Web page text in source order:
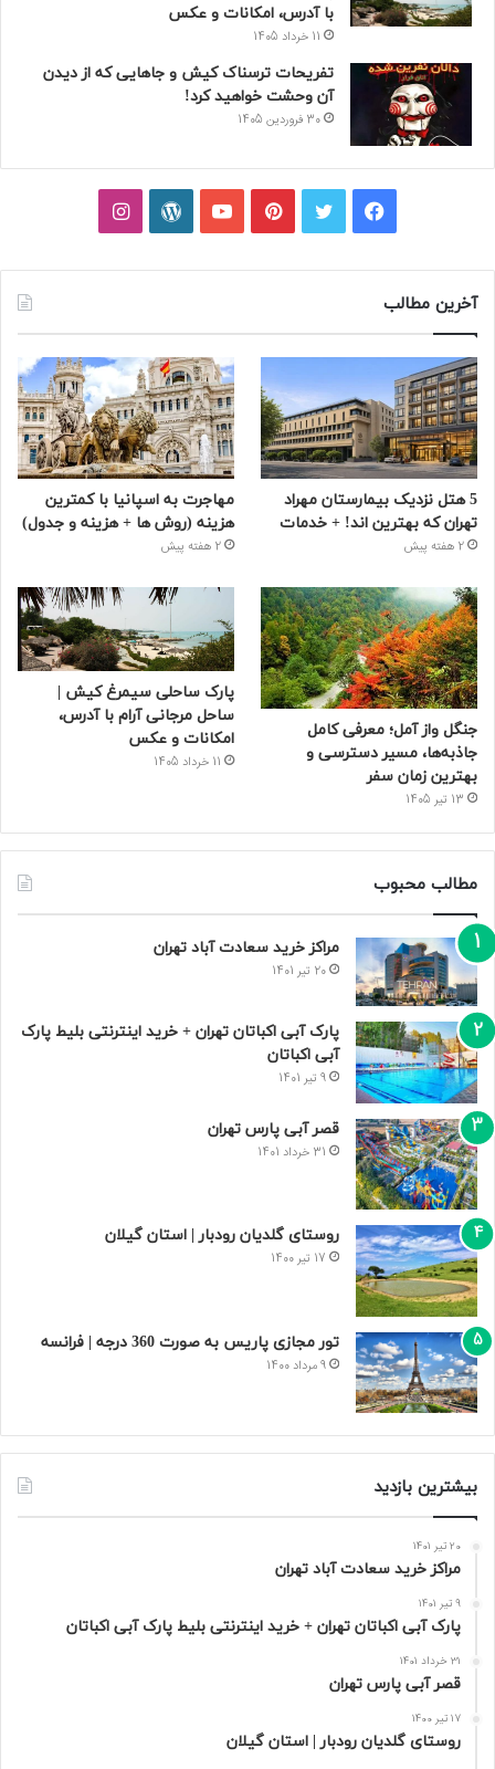
با آدرس، امکانات و عکس
11 خرداد 1405
تفریحات ترسناک کیش و جاهایی که از دیدن
آن وحشت خواهید کرد!
30 فروردین 1405
فیسبوکتوییترپینتریستیوتیوبوردپرساینستاگرام
آخرین مطالب
5 هتل نزدیک بیمارستان مهراد
تهران که بهترین‌ اند! + خدمات
2 هفته پیش
مهاجرت به اسپانیا با کمترین
هزینه (روش ها + هزینه و جدول)
2 هفته پیش
جنگل واز آمل؛ معرفی کامل
جاذبه‌ها، مسیر دسترسی و
بهترین زمان سفر
13 تیر 1405
پارک ساحلی سیمرغ کیش |
ساحل مرجانی آرام با آدرس،
امکانات و عکس
11 خرداد 1405
مطالب محبوب
مراکز خرید سعادت‌ آباد تهران
20 تیر 1401
پارک آبی اکباتان تهران + خرید اینترنتی بلیط پارک
آبی اکباتان
9 تیر 1401
قصر آبی پارس تهران
31 خرداد 1401
روستای گلدیان رودبار | استان گیلان
17 تیر 1400
تور مجازی پاریس به صورت 360 درجه | فرانسه
9 مرداد 1400
بیشترین بازدید
20 تیر 1401
مراکز خرید سعادت‌ آباد تهران
9 تیر 1401
پارک آبی اکباتان تهران + خرید اینترنتی بلیط پارک آبی اکباتان
31 خرداد 1401
قصر آبی پارس تهران
17 تیر 1400
روستای گلدیان رودبار | استان گیلان